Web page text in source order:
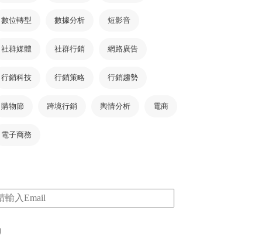
數位轉型 數據分析 短影音
社群媒體 社群行銷 網路廣告
行銷科技 行銷策略 行銷趨勢
購物節 跨境行銷 輿情分析 電商
電子商務